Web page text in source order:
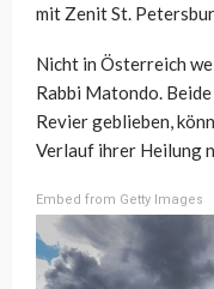
mit Zenit St.
Nicht in Österreich
Rabbi Matondo.
Revier geblieben,
Verlauf ihrer Heilung
Embed from Getty Images